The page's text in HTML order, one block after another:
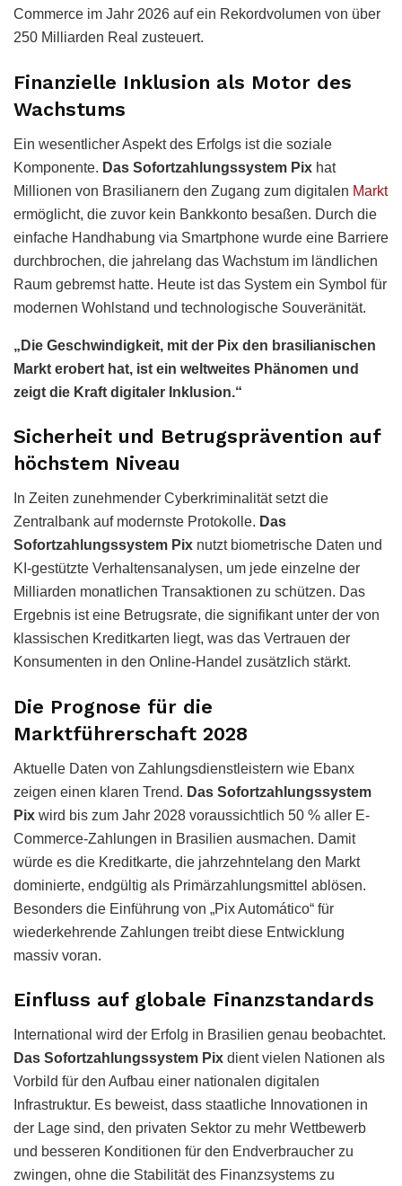
Commerce im Jahr 2026 auf ein Rekordvolumen von über
250 Milliarden Real zusteuert.
Finanzielle Inklusion als Motor des
Wachstums
Ein wesentlicher Aspekt des Erfolgs ist die soziale
Komponente. Das Sofortzahlungssystem Pix hat
Millionen von Brasilianern den Zugang zum digitalen Markt
ermöglicht, die zuvor kein Bankkonto besaßen. Durch die
einfache Handhabung via Smartphone wurde eine Barriere
durchbrochen, die jahrelang das Wachstum im ländlichen
Raum gebremst hatte. Heute ist das System ein Symbol für
modernen Wohlstand und technologische Souveränität.
„Die Geschwindigkeit, mit der Pix den brasilianischen
Markt erobert hat, ist ein weltweites Phänomen und
zeigt die Kraft digitaler Inklusion.“
Sicherheit und Betrugsprävention auf
höchstem Niveau
In Zeiten zunehmender Cyberkriminalität setzt die
Zentralbank auf modernste Protokolle. Das
Sofortzahlungssystem Pix nutzt biometrische Daten und
KI-gestützte Verhaltensanalysen, um jede einzelne der
Milliarden monatlichen Transaktionen zu schützen. Das
Ergebnis ist eine Betrugsrate, die signifikant unter der von
klassischen Kreditkarten liegt, was das Vertrauen der
Konsumenten in den Online-Handel zusätzlich stärkt.
Die Prognose für die
Marktführerschaft 2028
Aktuelle Daten von Zahlungsdienstleistern wie Ebanx
zeigen einen klaren Trend. Das Sofortzahlungssystem
Pix wird bis zum Jahr 2028 voraussichtlich 50 % aller E-
Commerce-Zahlungen in Brasilien ausmachen. Damit
würde es die Kreditkarte, die jahrzehntelang den Markt
dominierte, endgültig als Primärzahlungsmittel ablösen.
Besonders die Einführung von „Pix Automático“ für
wiederkehrende Zahlungen treibt diese Entwicklung
massiv voran.
Einfluss auf globale Finanzstandards
International wird der Erfolg in Brasilien genau beobachtet.
Das Sofortzahlungssystem Pix dient vielen Nationen als
Vorbild für den Aufbau einer nationalen digitalen
Infrastruktur. Es beweist, dass staatliche Innovationen in
der Lage sind, den privaten Sektor zu mehr Wettbewerb
und besseren Konditionen für den Endverbraucher zu
zwingen, ohne die Stabilität des Finanzsystems zu